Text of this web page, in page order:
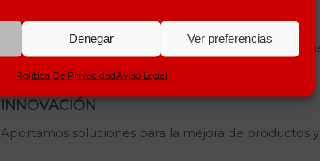
Denegar Ver preferencias
Política De PrivacidadAviso Legal
PROXIMIDAD
Nuestro principal valor es buscar la cercanía con
INNOVACIÓN
Aportamos soluciones para la mejora de productos